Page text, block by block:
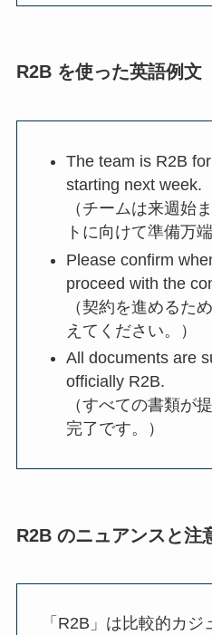
R2B を使った英語例文
The team is R2B
starting next week.
（チームは来週始
トに向けて準備万
Please confirm
proceed with the
（契約を進めるた
えてください。）
All documents are
officially R2B.
（すべての書類が
完了です。）
R2B のニュアンスと注
「R2B」は比較的カ